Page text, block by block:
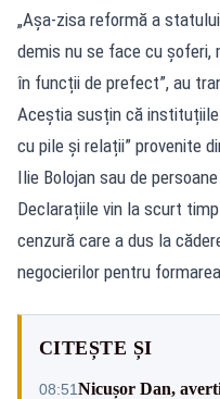
„Așa-zisa reformă a
demis nu se face cu
în funcții de prefect”, au
Aceștia susțin că
cu pile și relații” provenite
Ilie Bolojan sau de
Declarațiile vin la scurt
cenzură care a dus la
negocierilor pentru
CITEȘTE ȘI
08:51Nicușor Dan,